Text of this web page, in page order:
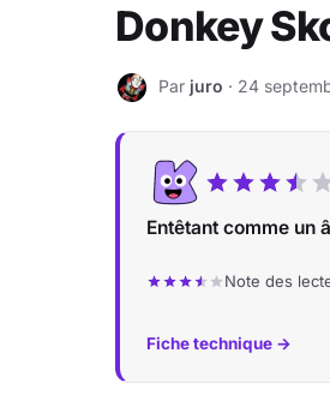
Donkey
J Par juro · 24
Entêtant comme un
Note des
Fiche technique →